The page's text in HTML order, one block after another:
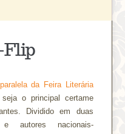
Flip
da Feira Literária
o principal certame
Dividido em duas
autores nacionais-